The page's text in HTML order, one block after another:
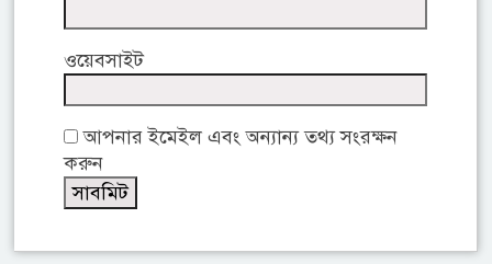
ওয়েবসাইট
আপনার ইমেইল এবং অন্যান্য তথ্য সংরক্ষন
করুন